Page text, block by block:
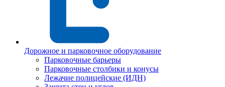
Дорожное и парковочное оборудование
Парковочные барьеры
Парковочные столбики и конусы
Лежачие полицейские (ИДН)